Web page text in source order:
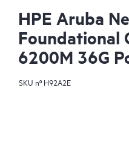
HPE Aruba
Foundational
6200M 36G
SKU nº H92A2E